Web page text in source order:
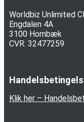
Worldbiz Unlimited
Engdalen 4A
3100 Hornbæk
CVR: 32477259
Klik her –